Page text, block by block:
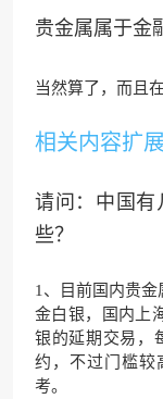
贵金属属于金
当然算了，而且
相关内容扩
请问：中国有
些？
1、目前国内贵
金白银，国内上
银的延期交易，
约，不过门槛较
考。